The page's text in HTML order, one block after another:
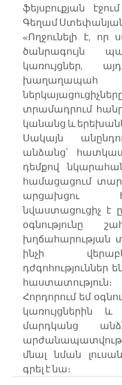
ֆեյսբուքյան
Գեղամ
«Ողջունելի է,
ծանրագույն
կառույցներ,
տրամադրում
կանանց և
Սակայն
անձանց՝
դեմքով
համացացում
արցախցու
նվաստացուցիչ է
օգնությունը
խղճահարության
ինչի
դժգոհություններ
հաստատություն։
Հորդորում եմ
կառույցներին
մարդկանց
մնալ նման
գրել է նա։